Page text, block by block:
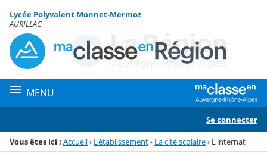
Menu de la rubrique
Contenu
Lycée Polyvalent Monnet-Mermoz
AURILLAC
MENU
Se connecter
Vous êtes ici : Accueil› L'établissement› La cité scolaire› L'internat